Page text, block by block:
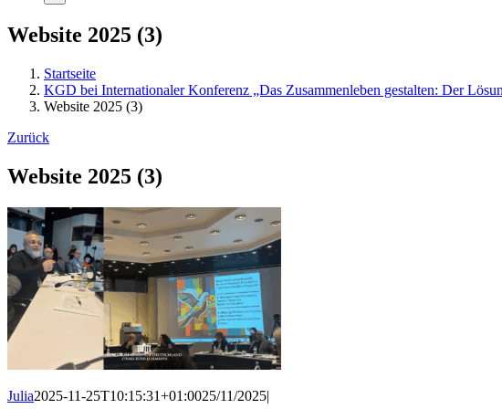
Website 2025 (3)
Startseite
KGD bei Internationaler Konferenz „Das Zusammenleben gestalten: Der
Website 2025 (3)
Zurück
Website 2025 (3)
Julia2025-11-25T10:15:31+01:0025/11/2025|